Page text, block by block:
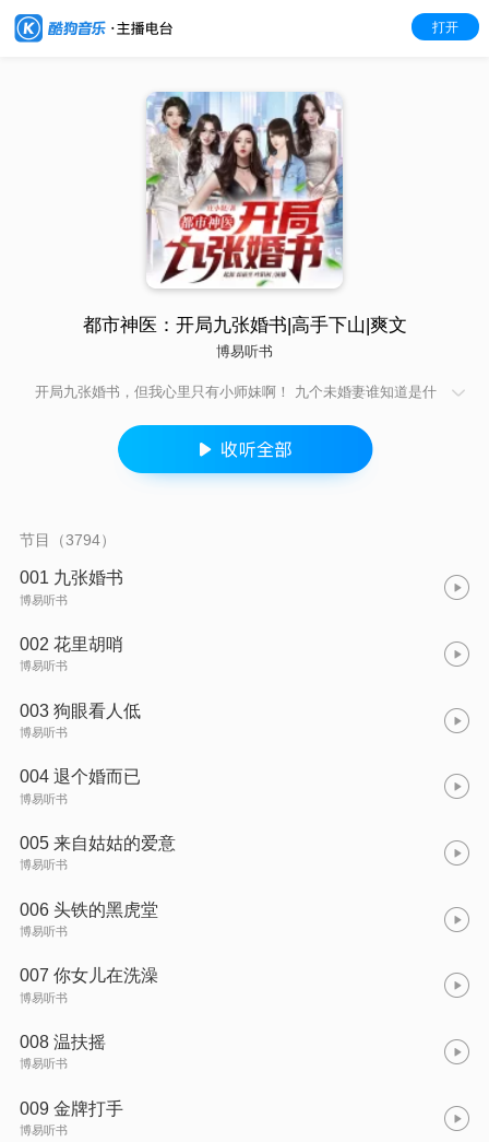
打开
都市神医：开局九张婚书|高手下山|爽文
博易听书
开局九张婚书，但我心里只有小师妹啊！ 九个未婚妻谁知道是什
婚，从此开启人生巅峰之路。 时隔多年，当无敌的江羽看着身边
一个个倾国倾城的老婆时，只有感叹一句：真香！
节目（3794）
001 九张婚书
博易听书
002 花里胡哨
博易听书
003 狗眼看人低
博易听书
004 退个婚而已
博易听书
005 来自姑姑的爱意
博易听书
006 头铁的黑虎堂
博易听书
007 你女儿在洗澡
博易听书
008 温扶摇
博易听书
009 金牌打手
博易听书